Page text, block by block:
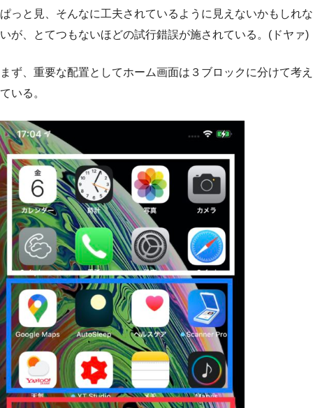
ぱっと見、そんなに工夫されているように見えないかもしれな
いが、とてつもないほどの試行錯誤が施されている。(ドヤァ)
まず、重要な配置としてホーム画面は３ブロックに分けて考え
ている。